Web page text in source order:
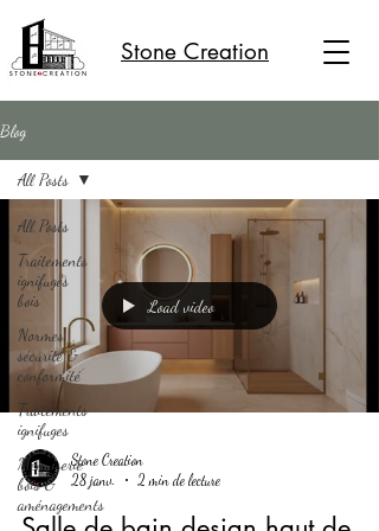
Stone Creation
Blog
All Posts
Traitements
ignifuges
bois
Normes,
sécurité &
conformité
Traitements
ignifuges
Menuiserie
bois &
aménagements
All Posts
Load video
Stone Creation
28 janv.
2 min de lecture